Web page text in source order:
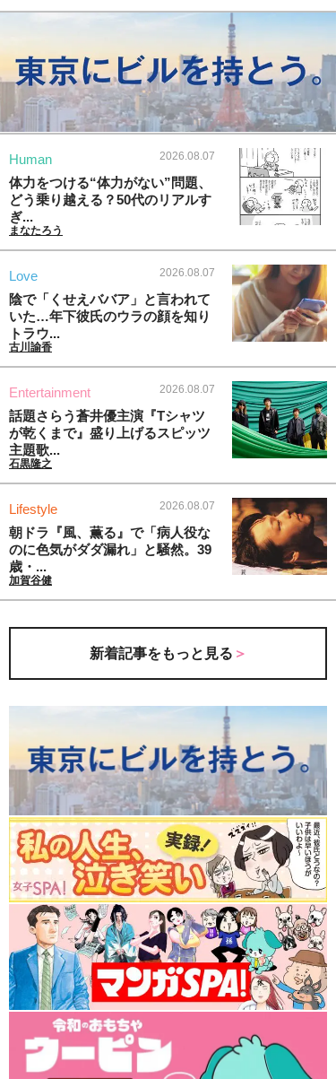
Human 2026.08.07
体力をつける“体力がない”問題、
どう乗り越える？50代のリアルす
ぎ...
まなたろう
Love 2026.08.07
陰で「くせえババア」と言われて
いた…年下彼氏のウラの顔を知り
トラウ...
古川諭香
Entertainment 2026.08.07
話題さらう蒼井優主演『Tシャツ
が乾くまで』盛り上げるスピッツ
主題歌...
石黒隆之
Lifestyle 2026.08.07
朝ドラ『風、薫る』で「病人役な
のに色気がダダ漏れ」と騒然。39
歳・...
加賀谷健
新着記事をもっと見る